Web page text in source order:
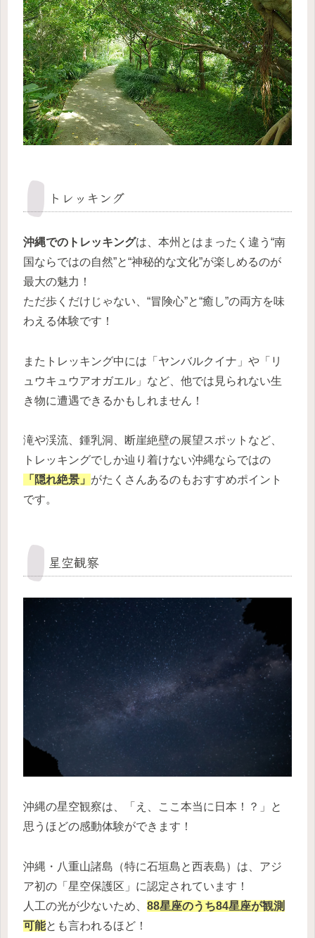
トレッキング
沖縄でのトレッキングは、本州とはまったく違う“南
国ならではの自然”と“神秘的な文化”が楽しめるのが
最大の魅力！
ただ歩くだけじゃない、“冒険心”と“癒し”の両方を味
わえる体験です！
またトレッキング中には「ヤンバルクイナ」や「リ
ュウキュウアオガエル」など、他では見られない生
き物に遭遇できるかもしれません！
滝や渓流、鍾乳洞、断崖絶壁の展望スポットなど、
トレッキングでしか辿り着けない沖縄ならではの
「隠れ絶景」 がたくさんあるのもおすすめポイント
です。
星空観察
沖縄の星空観察は、「え、ここ本当に日本！？」と
思うほどの感動体験ができます！
沖縄・八重山諸島（特に石垣島と西表島）は、アジ
ア初の「星空保護区」に認定されています！
人工の光が少ないため、 88星座のうち84星座が観測
可能とも言われるほど！